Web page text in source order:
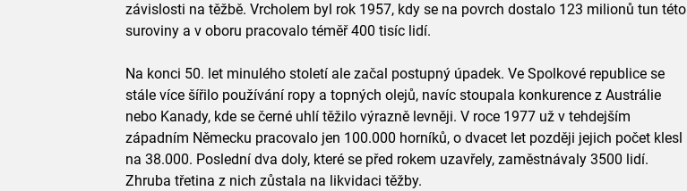
závislosti na těžbě. Vrcholem byl rok 1957, kdy se na povrch dostalo 123 milionů tun této
suroviny a v oboru pracovalo téměř 400 tisíc lidí.
Na konci 50. let minulého století ale začal postupný úpadek. Ve Spolkové republice se
stále více šířilo používání ropy a topných olejů, navíc stoupala konkurence z Austrálie
nebo Kanady, kde se černé uhlí těžilo výrazně levněji. V roce 1977 už v tehdejším
západním Německu pracovalo jen 100.000 horníků, o dvacet let později jejich počet klesl
na 38.000. Poslední dva doly, které se před rokem uzavřely, zaměstnávaly 3500 lidí.
Zhruba třetina z nich zůstala na likvidaci těžby.